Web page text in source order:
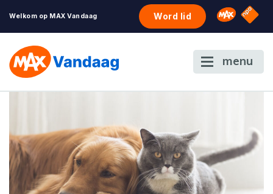
Welkom op MAX Vandaag Word lid Omroep
NPO
menu